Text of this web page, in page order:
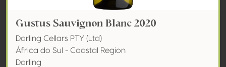
Gustus Sauvignon Blanc 2020
Darling Cellars PTY (Ltd)
África do Sul - Coastal Region
Darling